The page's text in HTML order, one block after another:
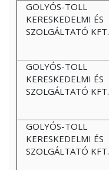
GOLYÓS-TOLL
KERESKEDELMI ÉS
SZOLGÁLTATÓ KFT.
GOLYÓS-TOLL
KERESKEDELMI ÉS
SZOLGÁLTATÓ KFT.
GOLYÓS-TOLL
KERESKEDELMI ÉS
SZOLGÁLTATÓ KFT.